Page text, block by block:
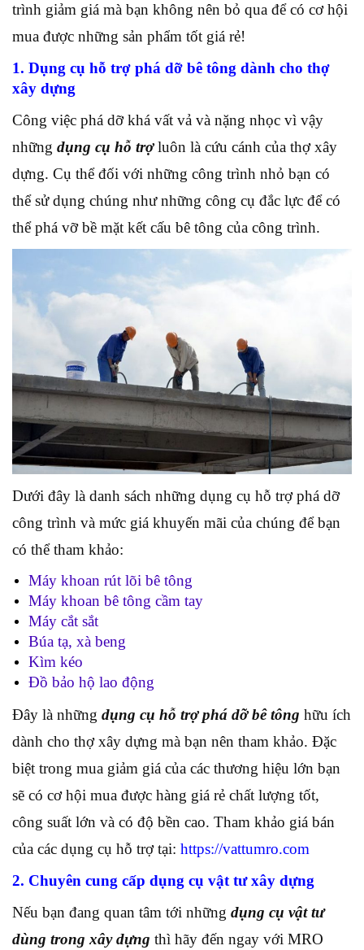
trình giảm giá mà bạn không nên bỏ qua để có cơ hội
mua được những sản phẩm tốt giá rẻ!
1. Dụng cụ hỗ trợ phá dỡ bê tông dành cho thợ
xây dựng
Công việc phá dỡ khá vất vả và nặng nhọc vì vậy
những dụng cụ hỗ trợluôn là cứu cánh của thợ xây
dựng. Cụ thể đối với những công trình nhỏ bạn có
thể sử dụng chúng như những công cụ đắc lực để có
thể phá vỡ bề mặt kết cấu bê tông của công trình.
Dưới đây là danh sách những dụng cụ hỗ trợ phá dỡ
công trình và mức giá khuyến mãi của chúng để bạn
có thể tham khảo:
Máy khoan rút lõi bê tông
Máy khoan bê tông cầm tay
Máy cắt sắt
Búa tạ, xà beng
Kìm kéo
Đồ bảo hộ lao động
Đây là những dụng cụ hỗ trợ phá dỡ bê tông hữu ích
dành cho thợ xây dựng mà bạn nên tham khảo. Đặc
biệt trong mua giảm giá của các thương hiệu lớn bạn
sẽ có cơ hội mua được hàng giá rẻ chất lượng tốt,
công suất lớn và có độ bền cao. Tham khảo giá bán
của các dụng cụ hỗ trợ tại: https://vattumro.com
2. Chuyên cung cấp dụng cụ vật tư xây dựng
Nếu bạn đang quan tâm tới những dụng cụ vật tư
dùng trong xây dựng thì hãy đến ngay với MRO